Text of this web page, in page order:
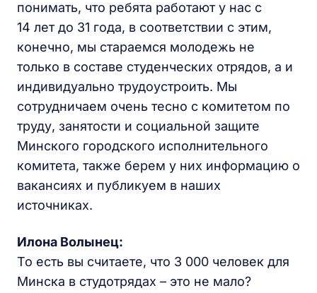
понимать, что ребята работают у нас с
14 лет до 31 года, в соответствии с этим,
конечно, мы стараемся молодежь не
только в составе студенческих отрядов, а и
индивидуально трудоустроить. Мы
сотрудничаем очень тесно с комитетом по
труду, занятости и социальной защите
Минского городского исполнительного
комитета, также берем у них информацию о
вакансиях и публикуем в наших
источниках.
Илона Волынец:
То есть вы считаете, что 3 000 человек для
Минска в студотрядах – это не мало?